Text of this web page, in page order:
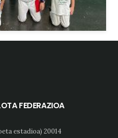
FEDERAZIOA
estadioa) 20014